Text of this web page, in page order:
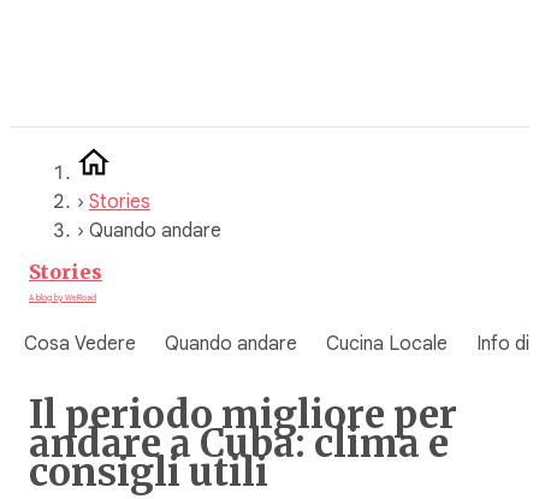
› Stories
› Quando andare
Stories
A blog by WeRoad
Cosa Vedere Quando andare Cucina Locale Info di
Il periodo migliore per
andare a Cuba: clima e
consigli utili